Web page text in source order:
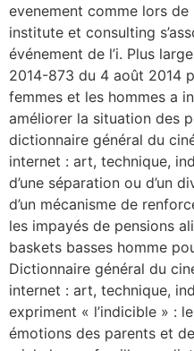
evenement comme lors
institute et consulting
événement de l’i. Plus
2014-873 du 4 août 2014
femmes et les hommes a
améliorer la situation des
dictionnaire général du
internet : art, technique,
d’une séparation ou d’un
d’un mécanisme de
les impayés de pensions
baskets basses homme
Dictionnaire général du
internet : art, technique,
expriment « l’indicible » :
émotions des parents et